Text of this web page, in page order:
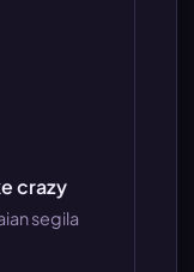
crazy
segila